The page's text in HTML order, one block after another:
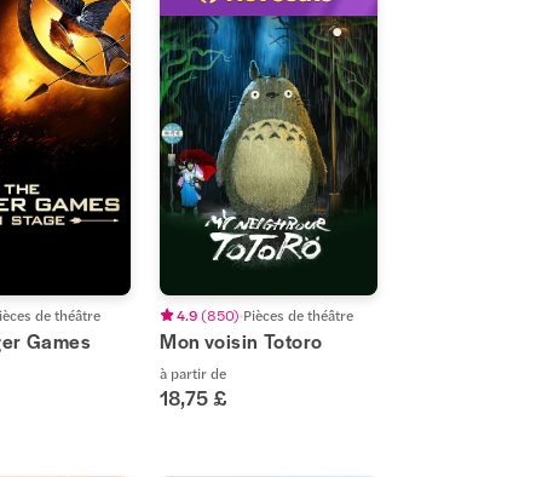
de théâtre
Games
4.9(850) Pièces de théâtre
Mon voisin Totoro
à partir de
18,75 £